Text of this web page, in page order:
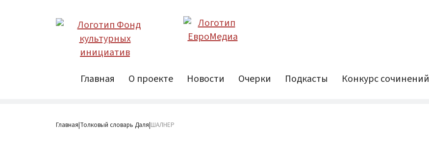
Главная О проекте Новости Очерки Подкасты Конкурс сочинений
Главная|Толковый словарь Даля|ШАЛНЕР